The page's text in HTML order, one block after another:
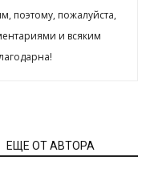
поэтому, пожалуйста,
и всяким
ЕЩЕ ОТ АВТОРА